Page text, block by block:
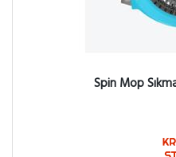
Spin Mop